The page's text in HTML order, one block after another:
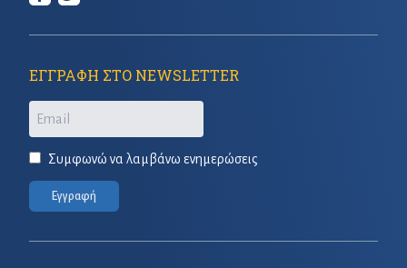
ΕΓΓΡΑΦΗ ΣΤΟ NEWSLETTER
Email
Συμφωνώ να λαμβάνω ενημερώσεις
Εγγραφή